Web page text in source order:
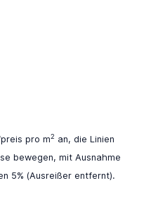
pro m2 an, die Linien
bewegen, mit Ausnahme
5% (Ausreißer entfernt).